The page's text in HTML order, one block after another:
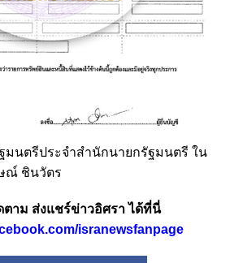
มนตรีประจำสำนักนายกรัฐมนตรี ใน
ณ์ ชินวัตร
าม ส่งแชร์ข่าวอิศรา ได้ที่นี่
isranewsfanpage